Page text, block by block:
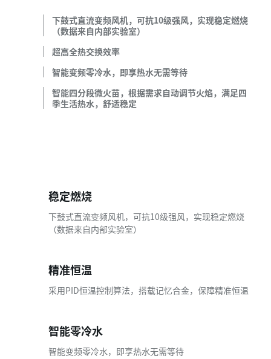
下鼓式直流变频风机，可抗10级强风，实现稳定燃烧
（数据来自内部实验室）
超高全热交换效率
智能变频零冷水，即享热水无需等待
智能四分段微火苗，根据需求自动调节火焰，满足四
季生活热水，舒适稳定
稳定燃烧
下鼓式直流变频风机，可抗10级强风，实现稳定燃烧
（数据来自内部实验室）
精准恒温
采用PID恒温控制算法，搭载记忆合金，保障精准恒温
智能零冷水
智能变频零冷水，即享热水无需等待